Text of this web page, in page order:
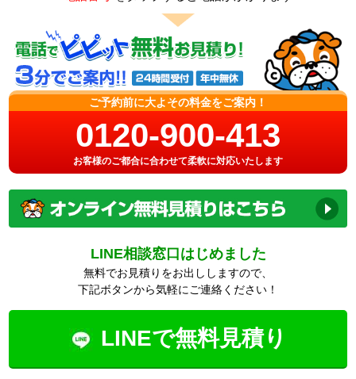
ご予約前に大よその料金をご案内！
0120-900-413
お客様のご都合に合わせて柔軟に対応いたします
LINE相談窓口はじめました
無料でお見積りをお出ししますので、
下記ボタンから気軽にご連絡ください！
LINEで無料見積り